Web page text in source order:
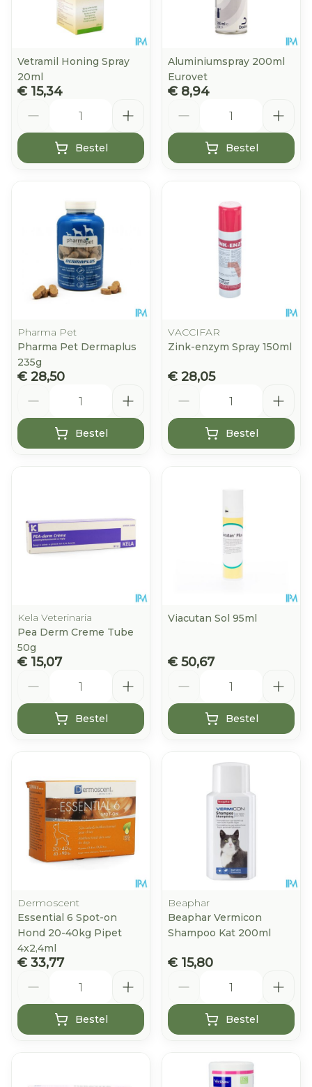
Vetramil Honing Spray
20ml
€ 15,34
Bestel
Aluminiumspray 200ml
Eurovet
€ 8,94
Bestel
Pharma Pet
Pharma Pet Dermaplus
235g
€ 28,50
Bestel
VACCIFAR
Zink-enzym Spray 150ml
€ 28,05
Bestel
Kela Veterinaria
Pea Derm Creme Tube
50g
€ 15,07
Bestel
Viacutan Sol 95ml
€ 50,67
Bestel
Dermoscent
Essential 6 Spot-on
Hond 20-40kg Pipet
4x2,4ml
€ 33,77
Bestel
Beaphar
Beaphar Vermicon
Shampoo Kat 200ml
€ 15,80
Bestel